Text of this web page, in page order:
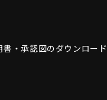
書・承認図のダウンロード